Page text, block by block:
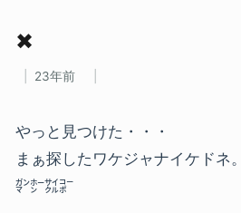
✖
23年前
やっと見つけた・・・
まぁ探したワケジャナイケドネ。
㌏㍂㌟㌞